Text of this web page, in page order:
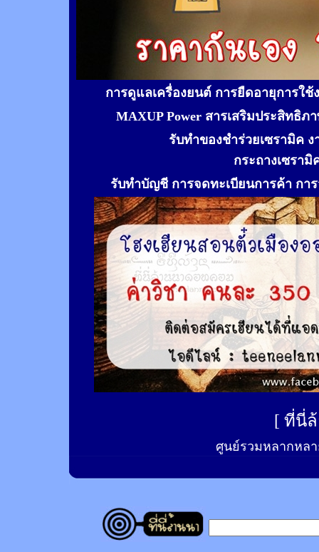
การดูแลเครื่องยนต์ การยืดอายุการใ
MAXUP Power สารเสริมประสิทธิ
รับทำของชำร่วยเซรามิค
กระถางเซรา
รับทำบัญชี การจดทะเบียนการค้า กา
[ ที่นี่
ศูนย์รวมหลากหลา